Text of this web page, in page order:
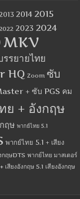
2014 2015
2022 2023 2024
MKV
รยายไทย
HQ Zoom ซับ
+ ซับ PGS คม
ย + อังกฤษ
ฤษ พากย์ไทย 5.1
พากย์ไทย 5.1 + เสียง
กฤษDTS พากย์ไทย มาสเตอร์
เสียงอังกฤษ 5.1 เสียงอังกฤษ